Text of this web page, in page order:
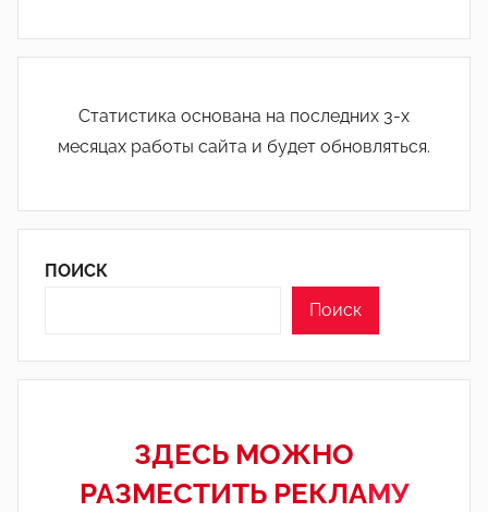
Статистика основана на последних 3-х
месяцах работы сайта и будет обновляться.
ПОИСК
Поиск
ЗДЕСЬ МОЖНО
РАЗМЕСТИТЬ РЕКЛАМУ